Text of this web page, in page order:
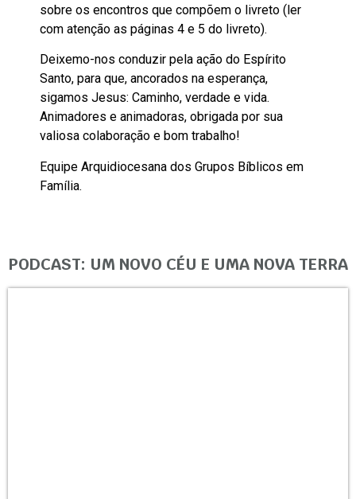
sobre os encontros que compõem o livreto (ler
com atenção as páginas 4 e 5 do livreto).
Deixemo-nos conduzir pela ação do Espírito
Santo, para que, ancorados na esperança,
sigamos Jesus: Caminho, verdade e vida.
Animadores e animadoras, obrigada por sua
valiosa colaboração e bom trabalho!
Equipe Arquidiocesana dos Grupos Bíblicos em
Família.
PODCAST: UM NOVO CÉU E UMA NOVA TERRA